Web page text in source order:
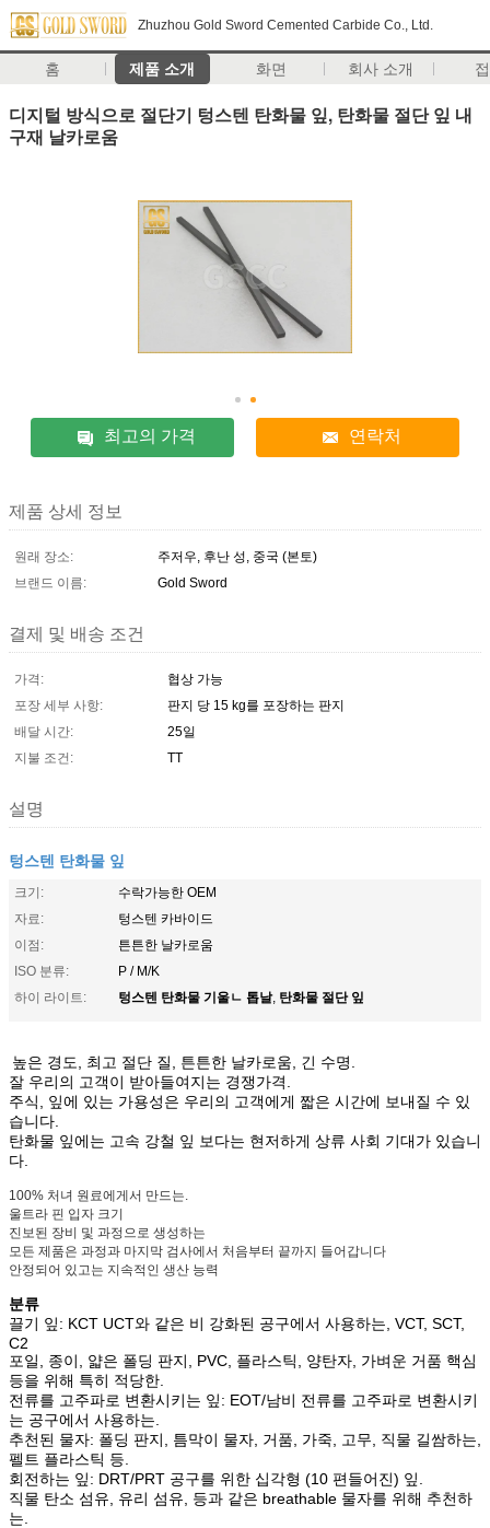
Zhuzhou Gold Sword Cemented Carbide Co., Ltd.
홈 제품 소개 화면 회사 소개
디지털 방식으로 절단기 텅스텐 탄화물 잎, 탄화물 절단 잎 내
구재 날카로움
최고의 가격 연락처
제품 상세 정보
원래 장소:
주저우, 후난 성, 중국 (본토)
브랜드 이름:
Gold Sword
결제 및 배송 조건
가격:
협상 가능
포장 세부 사항:
판지 당 15 kg를 포장하는 판지
배달 시간:
25일
지불 조건:
TT
설명
텅스텐 탄화물 잎
크기:
수락가능한 OEM
자료:
텅스텐 카바이드
이점:
튼튼한 날카로움
ISO 분류:
P / M/K
하이 라이트:
텅스텐 탄화물 기울ㄴ 톱날, 탄화물 절단 잎
높은 경도, 최고 절단 질, 튼튼한 날카로움, 긴 수명.
잘 우리의 고객이 받아들여지는 경쟁가격.
주식, 잎에 있는 가용성은 우리의 고객에게 짧은 시간에 보내질 수 있
습니다.
탄화물 잎에는 고속 강철 잎 보다는 현저하게 상류 사회 기대가 있습니
다.
100% 처녀 원료에게서 만드는.
울트라 핀 입자 크기
진보된 장비 및 과정으로 생성하는
모든 제품은 과정과 마지막 검사에서 처음부터 끝까지 들어갑니다
안정되어 있고는 지속적인 생산 능력
분류
끌기 잎: KCT UCT와 같은 비 강화된 공구에서 사용하는, VCT, SCT,
C2
포일, 종이, 얇은 폴딩 판지, PVC, 플라스틱, 양탄자, 가벼운 거품 핵심
등을 위해 특히 적당한.
전류를 고주파로 변환시키는 잎: EOT/남비 전류를 고주파로 변환시키
는 공구에서 사용하는.
추천된 물자: 폴딩 판지, 틈막이 물자, 거품, 가죽, 고무, 직물 길쌈하는,
펠트 플라스틱 등.
회전하는 잎: DRT/PRT 공구를 위한 십각형 (10 편들어진) 잎.
직물 탄소 섬유, 유리 섬유, 등과 같은 breathable 물자를 위해 추천하
는.